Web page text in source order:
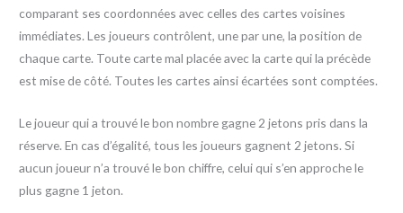
comparant ses coordonnées avec celles des cartes voisines
immédiates. Les joueurs contrôlent, une par une, la position de
chaque carte. Toute carte mal placée avec la carte qui la précède
est mise de côté. Toutes les cartes ainsi écartées sont comptées.
Le joueur qui a trouvé le bon nombre gagne 2 jetons pris dans la
réserve. En cas d’égalité, tous les joueurs gagnent 2 jetons. Si
aucun joueur n’a trouvé le bon chiffre, celui qui s’en approche le
plus gagne 1 jeton.